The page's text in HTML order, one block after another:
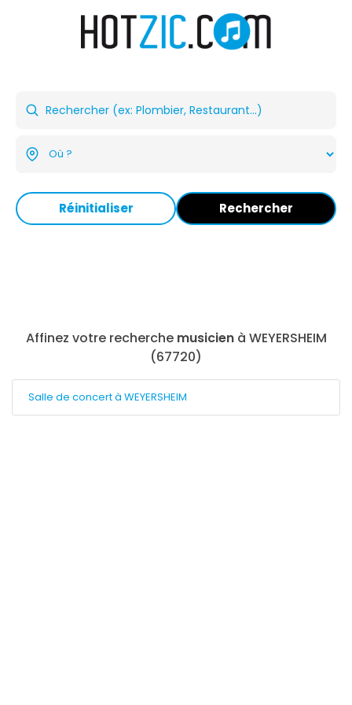
Réinitialiser Rechercher
Affinez votre recherche musicienà WEYERSHEIM
(67720)
Salle de concert à WEYERSHEIM